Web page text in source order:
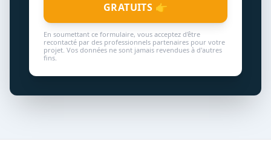
GRATUITS 👉
En soumettant ce formulaire, vous acceptez d'être
recontacté par des professionnels partenaires pour votre
projet. Vos données ne sont jamais revendues à d'autres
fins.